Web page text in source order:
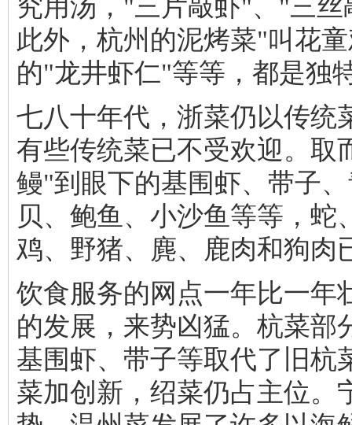
究用汤，"三片敲虾"、"三
此外，杭州的泥烤菜"叫花
的"龙井虾仁"等等，都是独
七八十年代，浙菜仍以传统
有些传统菜已不受欢迎。取
鳗"到眼下的基围虾、带子
贝、鲍鱼、小沙鱼等等，蛇
鸡、野猪、麂、鹿肉和狗肉
饮食服务的网点一年比一年
的发展，来势凶猛。杭菜部
基围虾、带子等取代了旧杭
菜加创新，绍菜仍占主位。